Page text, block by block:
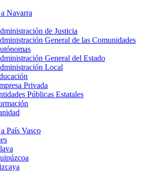
Navarra
de Justicia
General de las Comunidades
General del Estado
Local
Privada
Públicas Estatales
País Vasco